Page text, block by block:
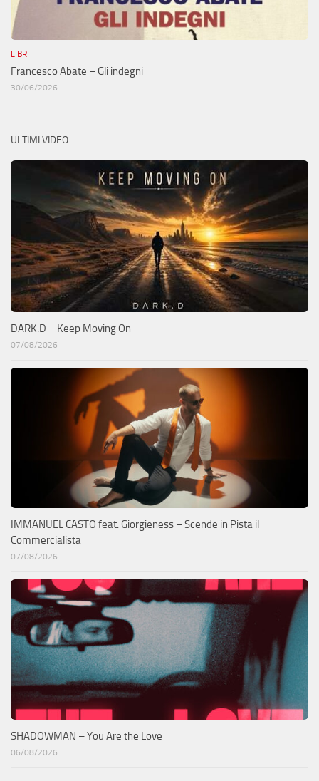
LIBRI
Francesco Abate – Gli indegni
30/06/2026
ULTIMI VIDEO
DARK.D – Keep Moving On
07/08/2026
IMMANUEL CASTO feat. Giorgieness – Scende in Pista il
Commercialista
07/08/2026
SHADOWMAN – You Are the Love
06/08/2026